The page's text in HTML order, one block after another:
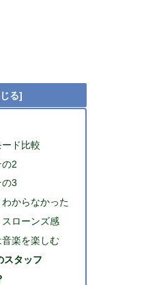
ド比較
2
3
からなかった
ローンズ感
楽を楽しむ
スタッフ